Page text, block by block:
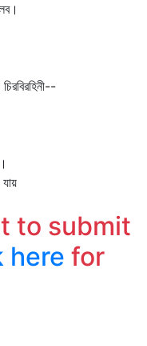
to submit
here for